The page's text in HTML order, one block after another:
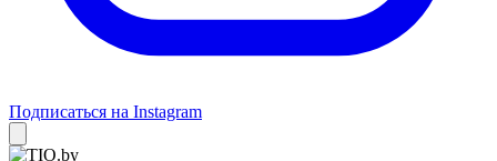
Подписаться на Instagram